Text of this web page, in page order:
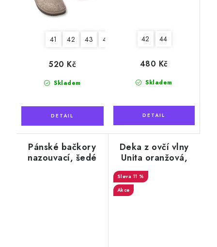
41 42 43 44 46
Skladem
520 Kč
42 44
Skladem
480 Kč
Pánské bačkory
nazouvací, šedé
Deka z ovčí vlny
Unita oranžová,
140 x 200 cm
11 %
Akce